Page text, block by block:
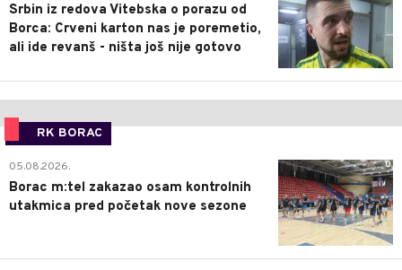
Srbin iz redova Vitebska o porazu od
Borca: Crveni karton nas je poremetio,
ali ide revanš - ništa još nije gotovo
RK BORAC
0
05.08.2026.
Borac m:tel zakazao osam kontrolnih
utakmica pred početak nove sezone